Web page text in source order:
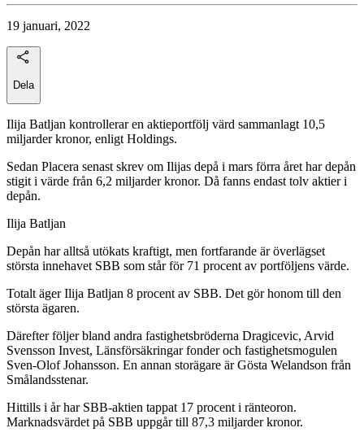
19 januari, 2022
Dela
Ilija Batljan kontrollerar en aktieportfölj värd sammanlagt 10,5
miljarder kronor, enligt Holdings.
Sedan Placera senast skrev om Ilijas depå i mars förra året har depån
stigit i värde från 6,2 miljarder kronor. Då fanns endast tolv aktier i
depån.
Ilija Batljan
Depån har alltså utökats kraftigt, men fortfarande är överlägset
största innehavet SBB som står för 71 procent av portföljens värde.
Totalt äger Ilija Batljan 8 procent av SBB. Det gör honom till den
största ägaren.
Därefter följer bland andra fastighetsbröderna Dragicevic, Arvid
Svensson Invest, Länsförsäkringar fonder och fastighetsmogulen
Sven-Olof Johansson. En annan storägare är Gösta Welandson från
Smålandsstenar.
Hittills i år har SBB-aktien tappat 17 procent i ränteoron.
Marknadsvärdet på SBB uppgår till 87,3 miljarder kronor.